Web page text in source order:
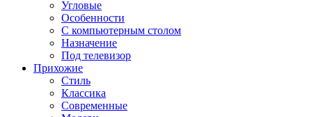
Угловые
Особенности
С компьютерным столом
Назначение
Под телевизор
Прихожие
Стиль
Классика
Современные